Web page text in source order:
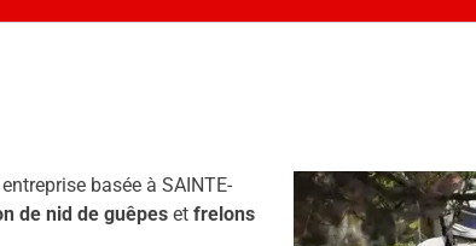
basée à SAINTE-
de nid de guêpeset frelons